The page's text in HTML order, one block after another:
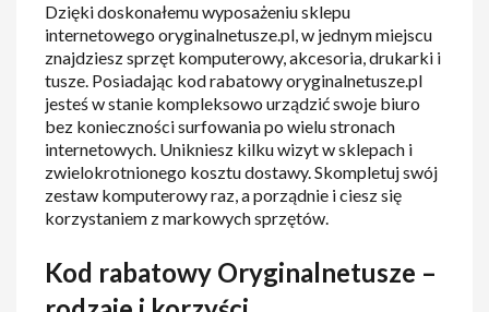
Dzięki doskonałemu wyposażeniu sklepu
internetowego oryginalnetusze.pl, w jednym miejscu
znajdziesz sprzęt komputerowy, akcesoria, drukarki i
tusze. Posiadając kod rabatowy oryginalnetusze.pl
jesteś w stanie kompleksowo urządzić swoje biuro
bez konieczności surfowania po wielu stronach
internetowych. Unikniesz kilku wizyt w sklepach i
zwielokrotnionego kosztu dostawy. Skompletuj swój
zestaw komputerowy raz, a porządnie i ciesz się
korzystaniem z markowych sprzętów.
Kod rabatowy Oryginalnetusze –